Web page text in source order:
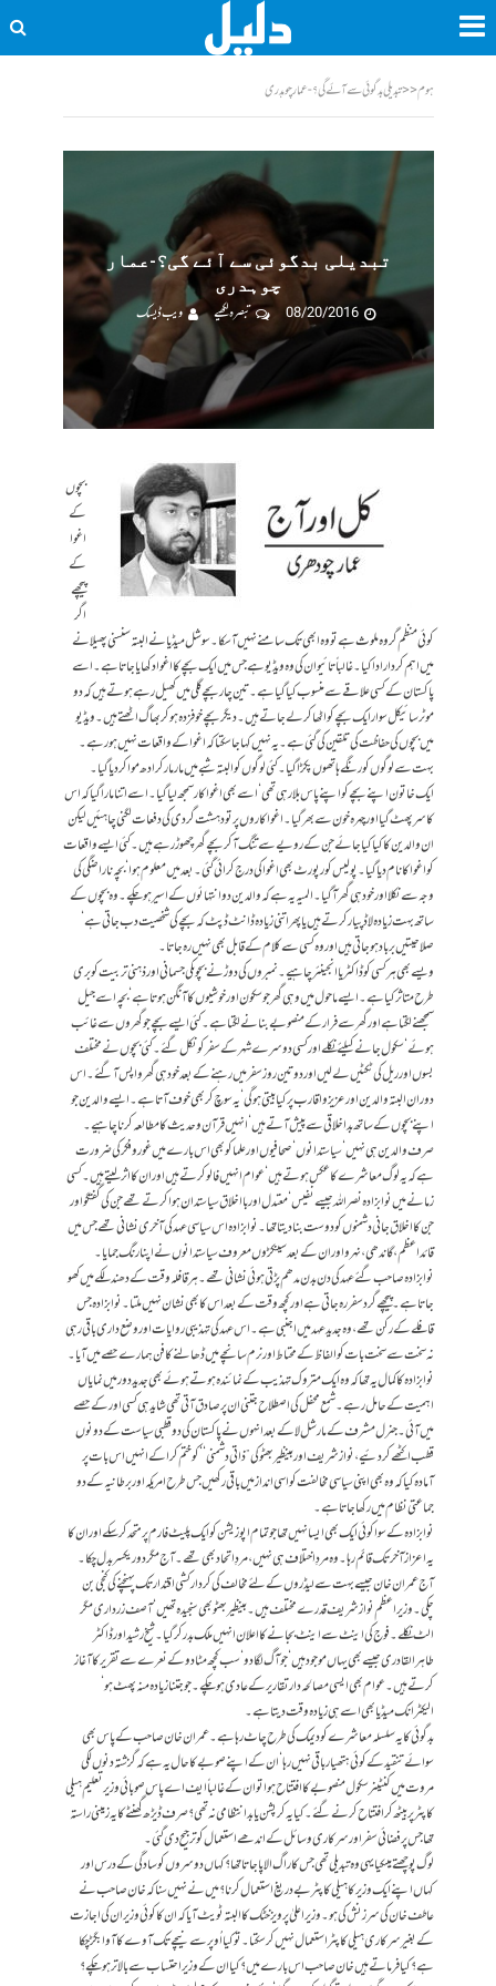
ہوم<<تبدیلی بدگوئی سے آئے گی؟-عمار چوہدری
تبدیلی بدگوئی سے آئے گی؟-عمار
چوہدری
08/20/2016
تبصرہ لکھیے ویب ڈیسک
بچوں
کے
اغوا
کے
پیچھے
اگر
کوئی منظم گروہ ملوث ہے تو وہ ابھی تک سامنے نہیں آ سکا۔ سوشل میڈیا نے البتہ سنسنی پھیلانے
میں اہم کردار ادا کیا۔ غالباً تائیوان کی وہ ویڈیو ہے جس میں ایک بچے کا اغوادکھایا جاتا ہے۔ اسے
پاکستان کے کسی علاقے سے منسوب کیا گیا ہے۔ تین چار بچے گلی میں کھیل رہے ہوتے ہیں کہ دو
موٹرسائیکل سوار ایک بچے کو اٹھا کر لے جاتے ہیں۔ دیگر بچے خوفزدہ ہو کر بھاگ اٹھتے ہیں۔ ویڈیو
میں بچوں کی حفاظت کی تلقین کی گئی ہے۔یہ نہیں کہا جا سکتا کہ اغوا کے واقعات نہیں ہو رہے۔
بہت سے لوگوں کو رنگے ہاتھوں پکڑا گیا۔ کئی لوگوں کو البتہ شبے میں مار مار کر ادھ موا کر دیا گیا۔
ایک خاتون اپنے بچے کو اپنے پاس بلا رہی تھی‘ اسے بھی اغوا کار سمجھ لیا گیا۔ اسے اتنا مارا گیا کہ اس
کا سر پھٹ گیا اور چہرہ خون سے بھر گیا۔ اغوا کاروں پر تو دہشت گردی کی دفعات لگنی چاہئیں لیکن
ان والدین کا کیا کیا جائے جن کے رویے سے تنگ آ کر بچے گھر چھوڑ رہے ہیں۔ کئی ایسے واقعات
کو اغوا کا نام دیا گیا۔ پولیس کو رپورٹ بھی اغوا کی درج کرائی گئی۔ بعد میں معلوم ہوا‘ بچہ ناراضگی کی
وجہ سے نکلا اور خود ہی گھر آ گیا۔ المیہ یہ ہے کہ والدین دو انتہائوں کے اسیر ہو چکے۔ وہ بچوں کے
ساتھ بہت زیادہ لاڈ پیار کرتے ہیں یا پھر اتنی زیادہ ڈانٹ ڈپٹ کہ بچے کی شخصیت دب جاتی ہے‘
صلاحیتیں برباد ہو جاتی ہیں اور وہ کسی سے کلام کے قابل بھی نہیں رہ جاتا۔
ویسے بھی ہر کسی کو ڈاکٹر یا انجینئر چاہیے۔نمبروں کی دوڑ نے بچوںکی جسمانی اور ذہنی تربیت کو بری
طرح متاثر کیا ہے۔ایسے ماحول میں وہی گھر جو سکون اور خوشیوں کا آنگن ہوتا ہے‘ بچہ اسے جیل
سمجھنے لگتا ہے اور گھرسے فرار کے منصوبے بنانے لگتا ہے۔ کئی ایسے بچے جو گھروں سے غائب
ہوئے‘ سکول جانے کیلئے نکلے اور کسی دوسرے شہر کے سفر کو نکل گئے۔ کئی بچوں نے مختلف
بسوں اور ریل کی ٹکٹیں لے لیں اور دو تین روز سفر میں رہنے کے بعدخود ہی گھر واپس آ گئے۔اس
دوران البتہ والدین اور عزیز و اقارب پر کیا بیتی ہو گی‘ یہ سوچ کر بھی خوف آتا ہے۔ ایسے والدین جو
اپنے بچوں کے ساتھ بداخلاقی سے پیش آتے ہیں‘ انہیں قرآن و حدیث کا مطالعہ کرنا چاہیے۔
صرف والدین ہی نہیں‘ سیاستدانوں‘ صحافیوں اور علما کو بھی اس بارے میں غوروفکر کی ضرورت
ہے کہ یہ لوگ معاشرے کا عکس ہوتے ہیں‘ عوام انہیں فالو کرتے ہیں اور ان کا اثر لیتے ہیں۔کسی
زمانے میں نوابزادہ نصراللہ جیسے نفیس‘معتدل اور بااخلاق سیاستدان ہوا کرتے تھے جن کی گفتگو اور
جن کا اخلاق جانی دشمنوں کو دوست بنا دیتا تھا۔ نوابزادہ اس سیاسی عہد کی آخری نشانی تھے جس میں
قائداعظم، گاندھی، نہرو اور ان کے بعد سینکڑوں معروف سیاستدانوں نے اپنا رنگ جمایا۔
نوابزادہ صاحب گئے عہد کی دن بدن مدھم پڑتی ہوئی نشانی تھے۔ ہر قافلہ وقت کے دھندلکے میں کھو
جاتا ہے۔ پیچھے گرد سفر رہ جاتی ہے اور کچھ وقت کے بعد اس کا بھی نشان نہیں ملتا۔ نوابزادہ جس
قافلے کے رکن تھے، وہ جدید عہد میں اجنبی ہے۔ اس عہد کی تہذیبی روایات اور وضع داری باقی رہی
نہ سخت سے سخت بات کو الفاظ کے محتاط اور نرم سانچے میں ڈھالنے کا فن ہمارے حصے میں آیا۔
نوابزادہ کا کمال یہ تھا کہ وہ ایک متروک تہذیب کے نمائندہ ہوتے ہوئے بھی جدید دور میں نمایاں
اہمیت کے حامل رہے۔ شمع محفل کی اصطلاح جتنی ان پر صادق آتی تھی شاید ہی کسی اور کے حصے
میں آئی۔ جنرل مشرف کے مارشل لا کے بعد انہوں نے پاکستان کی دو قطبی سیاست کے دونوں
قطب اکٹھے کر دئیے، نواز شریف اور بینظیر بھٹو کی ”ذاتی دشمنی‘‘ کو ختم کرا کے انہیں اس بات پر
آمادہ کیا کہ وہ بھی اپنی سیاسی مخالفت کو اسی انداز میں باقی رکھیں جس طرح امریکہ اور برطانیہ کے دو
جماعتی نظام میں رکھا جاتا ہے۔
نوابزادہ کے سوا کوئی ایک بھی ایسا نہیں تھا جو تمام اپوزیشن کو ایک پلیٹ فارم پر متحد کر سکے اوران کا
یہ اعزاز آخر تک قائم رہا۔ وہ مردِ اختلاف ہی نہیں، مردِ اتحاد بھی تھے۔ آج مگردور یکسر بدل چکا۔
آج عمران خان جیسے بہت سے لیڈروں کے لئے مخالف کی کردار کشی اقتدار تک پہنچنے کی کنجی بن
چکی۔ وزیراعظم نواز شریف قدرے مختلف ہیں۔ بینظیر بھٹو بھی سنجیدہ تھیں‘ آصف زرداری مگر
الٹ نکلے۔ فوج کی اینٹ سے اینٹ بجانے کا اعلان انہیں ملک بدر کر گیا۔ شیخ رشیداور ڈاکٹر
طاہرالقادری جیسے بھی یہاں موجود ہیں‘ جو آگ لگا دو‘ سب کچھ مٹا دو کے نعرے سے تقریر کا آغاز
کرتے ہیں۔ عوام بھی ایسی مصالحہ دار تقاریر کے عادی ہو چکے۔ جو جتنا زیادہ منہ پھٹ ہو‘
الیکٹرانک میڈیا بھی اسے ہی زیادہ وقت دیتا ہے۔
بدگوئی کا یہ سلسلہ معاشرے کو دیمک کی طرح چاٹ رہا ہے۔ عمران خان صاحب کے پاس بھی
سوائے تنقید کے کوئی ہتھیار باقی نہیں رہا‘ان کے اپنے صوبے کا حال یہ ہے کہ گزشتہ دنوں لکی
مروت میں کنٹینر سکول منصوبے کا افتتاح ہوا تو ان کے غالباً ایف اے پاس صوبائی وزیر تعلیم ہیلی
کاپٹر پر بیٹھ کر افتتاح کرنے گئے۔ کیا یہ کرپشن یا بدانتظامی نہ تھی؟صرف ڈیڑھ گھنٹے کا یہ زمینی راستہ
تھا جس پر فضائی سفر اور سرکاری وسائل کے اندھے استعمال کو ترجیح دی گئی۔
لوگ پوچھتے ہیںکیا یہی وہ تبدیلی تھی جس کا راگ الاپا جاتاتھا؟ کہاں دوسروں کو سادگی کے درس اور
کہاں اپنے ایک وزیر کاہیلی کاپٹربے دریغ استعمال کرنا؟ میں نے نہیں سنا کہ خان صاحب نے
عاطف خان کی سرزنش کی ہو۔ وزیراعلیٰ پرویز خٹک کا البتہ ٹویٹ آیا کہ ان کا کوئی وزیر ان کی اجازت
کے بغیر سرکاری ہیلی کاپٹر استعمال نہیں کر سکتا۔تو کیا اُوپر سے نیچے تک آوے کا آوا بگڑ چکا
ہے؟ کیا فرماتے ہیں خان صاحب اس بارے میں؟ کیا ان کے وزیر احتساب سے بالا تر ہو چکے؟